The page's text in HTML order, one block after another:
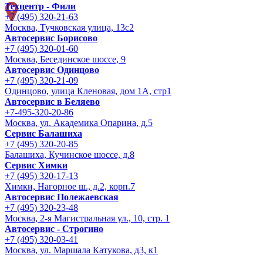
Техцентр - Фили
+7 (495) 320-21-63
Москва, Тучковская улица, 13с2
Автосервис Борисово
+7 (495) 320-01-60
Москва, Бесединское шоссе, 9
Автосервис Одинцово
+7 (495) 320-21-09
Одинцово, улица Кленовая, дом 1А, стр1
Автосервис в Беляево
+7-495-320-20-86
Москва, ул. Академика Опарина, д.5
Сервис Балашиха
+7 (495) 320-20-85
Балашиха, Кучинское шоссе, д.8
Сервис Химки
+7 (495) 320-17-13
Химки, Нагорное ш., д.2, корп.7
Автосервис Полежаевская
+7 (495) 320-23-48
Москва, 2-я Магистральная ул., 10, стр. 1
Автосервис - Строгино
+7 (495) 320-03-41
Москва, ул. Маршала Катукова, д3, к1